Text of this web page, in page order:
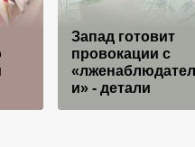
Запад готовит
провокации с
и» - детали